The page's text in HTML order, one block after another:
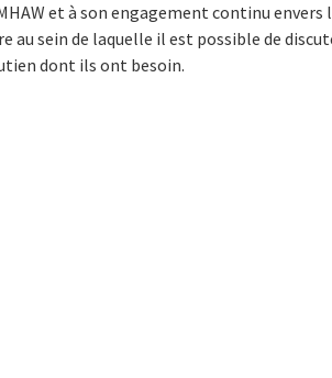
et à son engagement continu
au sein de laquelle il est possible de
dont ils ont besoin.
Facebook
on Email
article on Print